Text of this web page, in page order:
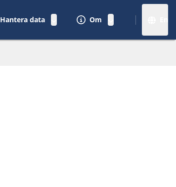
Hantera data Om